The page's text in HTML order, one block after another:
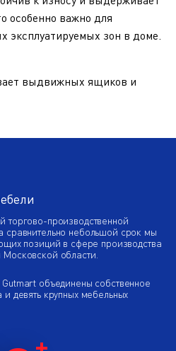
особенно важно для
эксплуатируемых зон в доме.
выдвижных ящиков и
производственной
сравнительно небольшой срок мы
позиций в сфере производства
области.
объединены собственное
девять крупных мебельных